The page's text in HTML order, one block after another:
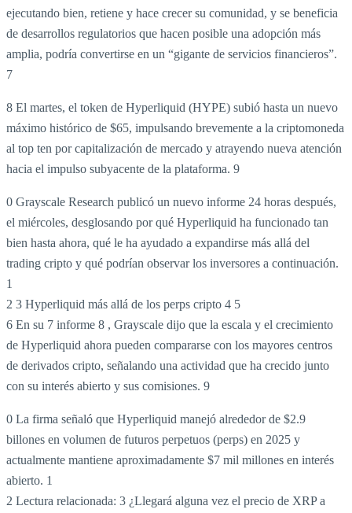
ejecutando bien, retiene y hace crecer su comunidad, y se beneficia
de desarrollos regulatorios que hacen posible una adopción más
amplia, podría convertirse en un “gigante de servicios financieros”.
7
8 El martes, el token de Hyperliquid (HYPE) subió hasta un nuevo
máximo histórico de $65, impulsando brevemente a la criptomoneda
al top ten por capitalización de mercado y atrayendo nueva atención
hacia el impulso subyacente de la plataforma. 9
0 Grayscale Research publicó un nuevo informe 24 horas después,
el miércoles, desglosando por qué Hyperliquid ha funcionado tan
bien hasta ahora, qué le ha ayudado a expandirse más allá del
trading cripto y qué podrían observar los inversores a continuación.
1
2 3 Hyperliquid más allá de los perps cripto 4 5
6 En su 7 informe 8 , Grayscale dijo que la escala y el crecimiento
de Hyperliquid ahora pueden compararse con los mayores centros
de derivados cripto, señalando una actividad que ha crecido junto
con su interés abierto y sus comisiones. 9
0 La firma señaló que Hyperliquid manejó alrededor de $2.9
billones en volumen de futuros perpetuos (perps) en 2025 y
actualmente mantiene aproximadamente $7 mil millones en interés
abierto. 1
2 Lectura relacionada: 3 ¿Llegará alguna vez el precio de XRP a